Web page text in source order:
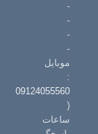
-
-
-
-
موبایل
:
09124055560
(
ساعات